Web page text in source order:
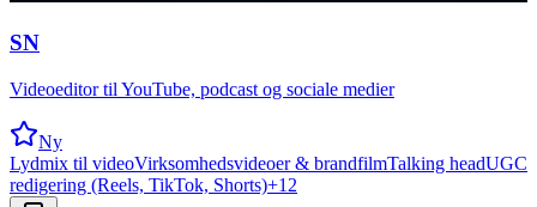
SN
Videoeditor til YouTube, podcast og sociale medier
Ny
Lydmix til videoVirksomhedsvideoer & brandfilmTalking headUGC
redigering (Reels, TikTok, Shorts)+12